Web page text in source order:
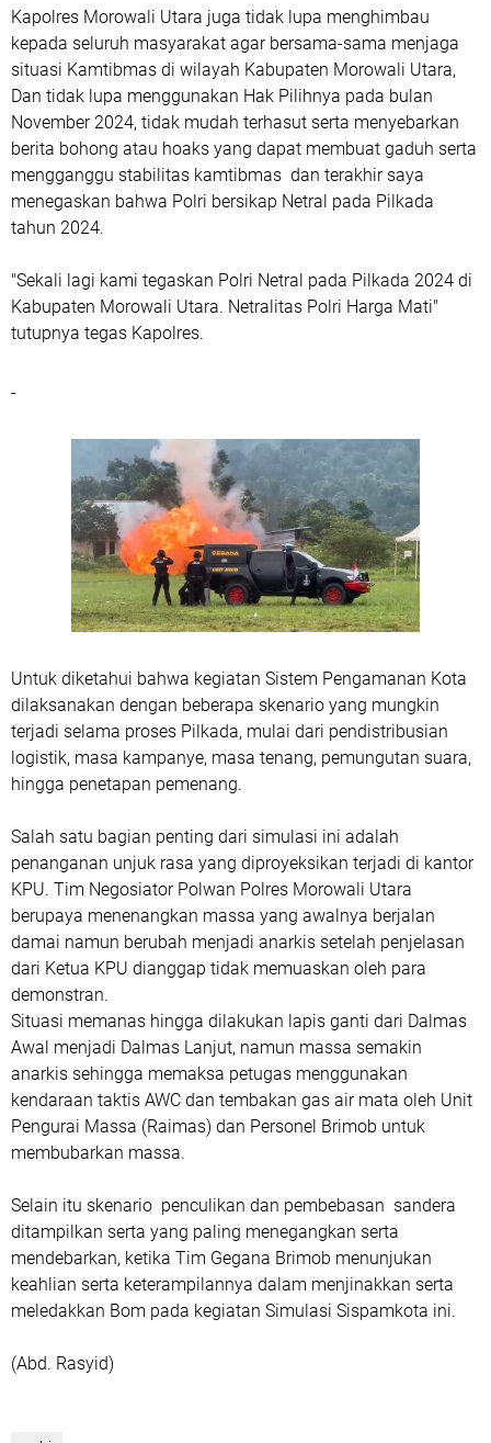
Kapolres Morowali Utara juga tidak lupa menghimbau
kepada seluruh masyarakat agar bersama-sama menjaga
situasi Kamtibmas di wilayah Kabupaten Morowali Utara,
Dan tidak lupa menggunakan Hak Pilihnya pada bulan
November 2024, tidak mudah terhasut serta menyebarkan
berita bohong atau hoaks yang dapat membuat gaduh serta
mengganggu stabilitas kamtibmas dan terakhir saya
menegaskan bahwa Polri bersikap Netral pada Pilkada
tahun 2024.
"Sekali lagi kami tegaskan Polri Netral pada Pilkada 2024 di
Kabupaten Morowali Utara. Netralitas Polri Harga Mati"
tutupnya tegas Kapolres.
-
Untuk diketahui bahwa kegiatan Sistem Pengamanan Kota
dilaksanakan dengan beberapa skenario yang mungkin
terjadi selama proses Pilkada, mulai dari pendistribusian
logistik, masa kampanye, masa tenang, pemungutan suara,
hingga penetapan pemenang.
Salah satu bagian penting dari simulasi ini adalah
penanganan unjuk rasa yang diproyeksikan terjadi di kantor
KPU. Tim Negosiator Polwan Polres Morowali Utara
berupaya menenangkan massa yang awalnya berjalan
damai namun berubah menjadi anarkis setelah penjelasan
dari Ketua KPU dianggap tidak memuaskan oleh para
demonstran.
Situasi memanas hingga dilakukan lapis ganti dari Dalmas
Awal menjadi Dalmas Lanjut, namun massa semakin
anarkis sehingga memaksa petugas menggunakan
kendaraan taktis AWC dan tembakan gas air mata oleh Unit
Pengurai Massa (Raimas) dan Personel Brimob untuk
membubarkan massa.
Selain itu skenario penculikan dan pembebasan sandera
ditampilkan serta yang paling menegangkan serta
mendebarkan, ketika Tim Gegana Brimob menunjukan
keahlian serta keterampilannya dalam menjinakkan serta
meledakkan Bom pada kegiatan Simulasi Sispamkota ini.
(Abd. Rasyid)